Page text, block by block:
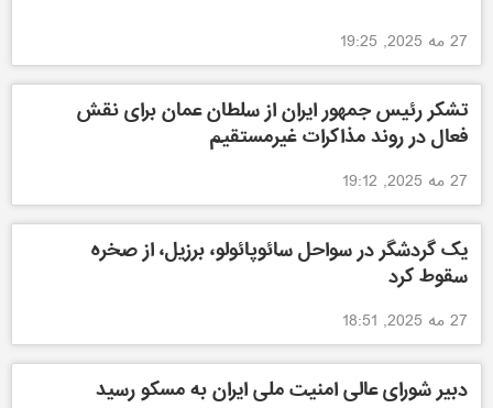
27 مه 2025, 19:25
تشکر رئیس جمهور ایران از سلطان عمان برای نقش
فعال در روند مذاکرات غیرمستقیم
27 مه 2025, 19:12
یک گردشگر در سواحل سائوپائولو، برزیل، از صخره
سقوط کرد
27 مه 2025, 18:51
دبیر شورای عالی امنیت ملی ایران به مسکو رسید